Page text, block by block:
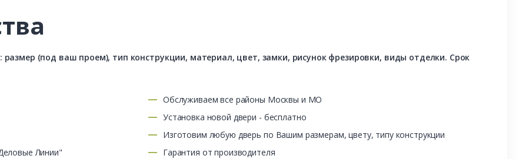
(под ваш проем), тип конструкции, материал, цвет, замки, рисунок фрезировки, виды отделки. Срок
Линии"
Обслуживаем все районы Москвы и МО
Установка новой двери - бесплатно
Изготовим любую дверь по Вашим размерам, цвету, типу конструкции
Гарантия от производителя